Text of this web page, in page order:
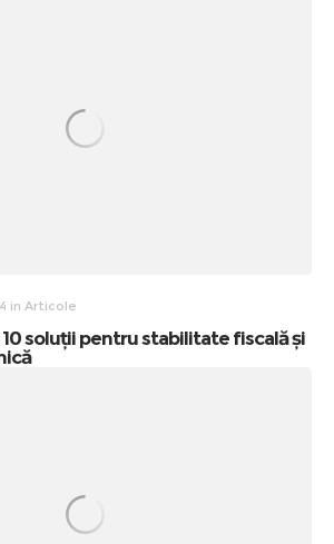
in Articole
soluții pentru stabilitate fiscală și